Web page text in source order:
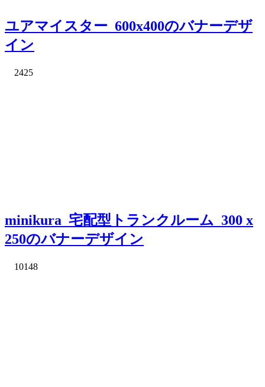
ユアマイスター_600x400のバナーデザ
イン
2425
minikura_宅配型トランクルーム_300 x
250のバナーデザイン
10148